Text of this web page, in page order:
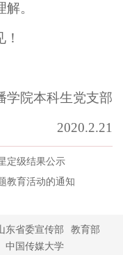
。
学院本科生党支部
2020.2.21
定级结果公示
教育活动的通知
东省委宣传部
教育部
中国传媒大学